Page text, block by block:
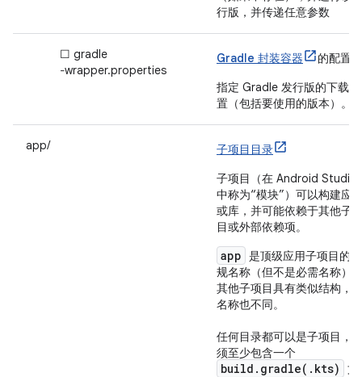
行版，并传递任意参数
☐ gradle
‐wrapper.properties
Gradle 封装容器 的配置
指定 Gradle 发行版的下载位
置（包括要使用的版本）。
app/
子项目目录
子项目（在 Android Studio
中称为“模块”）可以构建应
或库，并可能依赖于其他子
目或外部依赖项。
app 是顶级应用子项目的常
规名称（但不是必需名称）
其他子项目具有类似结构，
名称也不同。
任何目录都可以是子项目，
须至少包含一个
build.gradle(.kts)
文